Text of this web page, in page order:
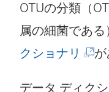
OTUの分類（
属の細菌であ
クショナリ (
が
データ ディク